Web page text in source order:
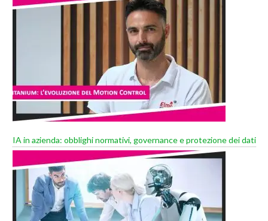
IA in azienda: obblighi normativi, governance e protezione dei dati